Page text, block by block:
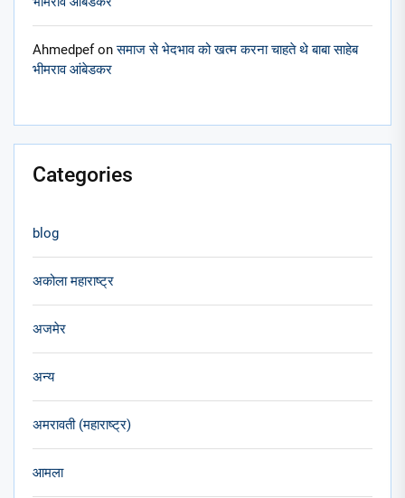
Ahmedpefonसमाज से भेदभाव को खत्म करना चाहते थे बाबा साहेब
भीमराव आंबेडकर
Categories
blog
अकोला महाराष्ट्र
अजमेर
अन्य
अमरावती (महाराष्ट्र)
आमला